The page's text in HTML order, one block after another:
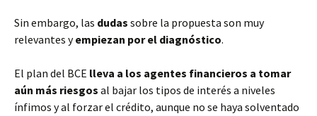
Sin embargo, las dudas sobre la propuesta son muy
relevantes yempiezan por el diagnóstico.
El plan del BCE lleva a los agentes financieros a tomar
aún más riesgos al bajar los tipos de interés a niveles
ínfimos y al forzar el crédito, aunque no se haya solventado